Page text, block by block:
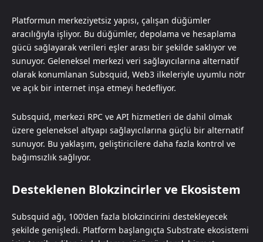
Platformun merkeziyetsiz yapısı, çalışan düğümler
aracılığıyla işliyor. Bu düğümler, depolama ve hesaplama
gücü sağlayarak verileri eşler arası bir şekilde saklıyor ve
sunuyor. Geleneksel merkezi veri sağlayıcılarına alternatif
olarak konumlanan Subsquid, Web3 ilkeleriyle uyumlu nötr
ve açık bir internet inşa etmeyi hedefliyor.
Subsquid, merkezi RPC ve API hizmetleri de dahil olmak
üzere geleneksel altyapı sağlayıcılarına güçlü bir alternatif
sunuyor. Bu yaklaşım, geliştiricilere daha fazla kontrol ve
bağımsızlık sağlıyor.
Desteklenen Blokzincirler ve Ekosistem
Subsquid ağı, 100’den fazla blokzincirini destekleyecek
şekilde genişledi. Platform başlangıçta Substrate ekosistemi